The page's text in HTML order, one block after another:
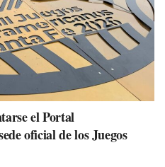
el Portal
oficial de los Juegos